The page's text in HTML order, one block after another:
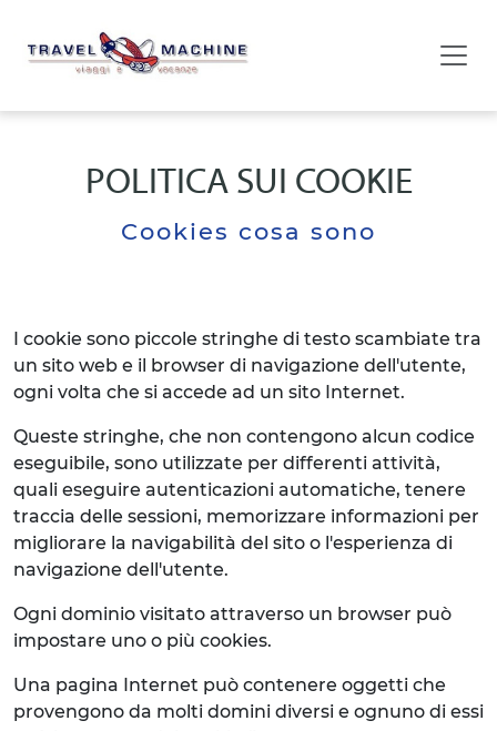
POLITICA SUI COOKIE
Cookies cosa sono
I cookie sono piccole stringhe di testo scambiate tra
un sito web e il browser di navigazione dell'utente,
ogni volta che si accede ad un sito Internet.
Queste stringhe, che non contengono alcun codice
eseguibile, sono utilizzate per differenti attività,
quali eseguire autenticazioni automatiche, tenere
traccia delle sessioni, memorizzare informazioni per
migliorare la navigabilità del sito o l'esperienza di
navigazione dell'utente.
Ogni dominio visitato attraverso un browser può
impostare uno o più cookies.
Una pagina Internet può contenere oggetti che
provengono da molti domini diversi e ognuno di essi